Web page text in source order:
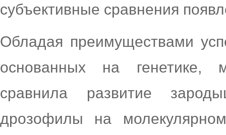
субъективные сравнения
Обладая преимуществами
основанных на генетике,
сравнила развитие
дрозофилы на